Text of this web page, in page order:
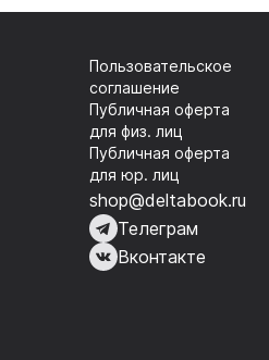
Пользовательское
соглашение
Публичная оферта
для физ. лиц
Публичная оферта
для юр. лиц
shop@deltabook.ru
Телеграм
Вконтакте